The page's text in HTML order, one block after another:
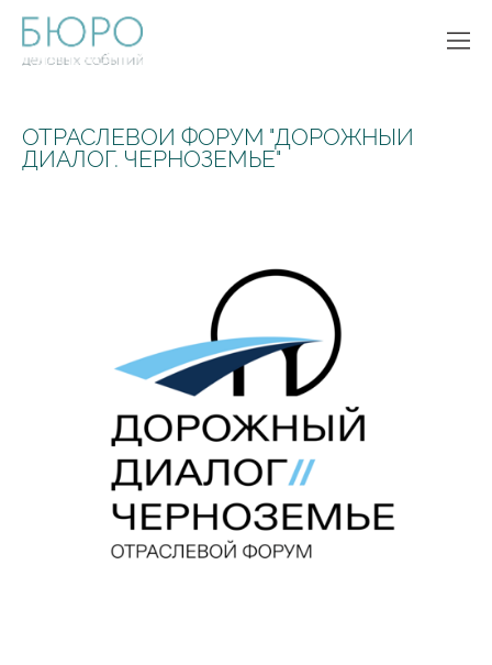
ОТРАСЛЕВОЙ ФОРУМ "ДОРОЖНЫЙ
ДИАЛОГ. ЧЕРНОЗЕМЬЕ"